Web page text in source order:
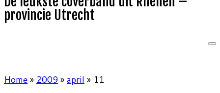
provincie Utrecht
Home» 2009 »april » 11